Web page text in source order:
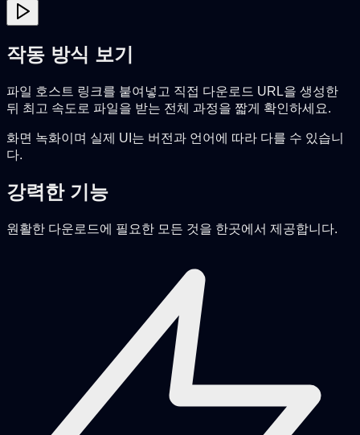
작동 방식 보기
파일 호스트 링크를 붙여넣고 직접 다운로드 URL을 생성한
뒤 최고 속도로 파일을 받는 전체 과정을 짧게 확인하세요.
화면 녹화이며 실제 UI는 버전과 언어에 따라 다를 수 있습니
다.
강력한 기능
원활한 다운로드에 필요한 모든 것을 한곳에서 제공합니다.